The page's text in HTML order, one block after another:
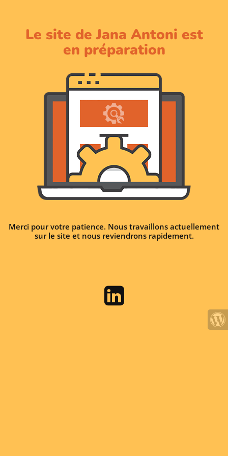
Le site de Jana Antoni est
en préparation
Merci pour votre patience. Nous travaillons actuellement
sur le site et nous reviendrons rapidement.